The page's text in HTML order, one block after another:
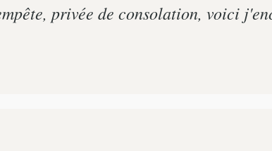
privée de consolation, voici